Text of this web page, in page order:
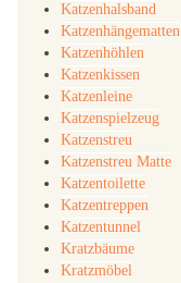
Katzenhalsband
Katzenhängematten
Katzenhöhlen
Katzenkissen
Katzenleine
Katzenspielzeug
Katzenstreu
Katzenstreu Matte
Katzentoilette
Katzentreppen
Katzentunnel
Kratzbäume
Kratzmöbel